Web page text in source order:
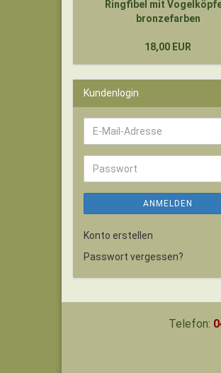
Ringfibel mit
bronzefarben
18,00 EUR
Kundenlogin
E-
Mail-
Adresse
Passwort
ANMELDEN
Konto erstellen
Passwort vergessen?
Telefon: